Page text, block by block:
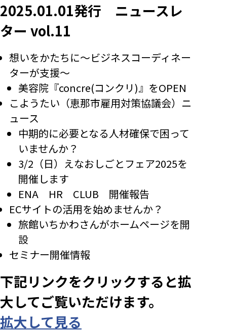
2025.01.01発行 ニュースレ
ター vol.11
想いをかたちに～ビジネスコーディネー
ターが支援～
美容院『concre(コンクリ)』をOPEN
こようたい（恵那市雇用対策協議会）ニ
ュース
中期的に必要となる人材確保で困って
いませんか？
3/2（日）えなおしごとフェア2025を
開催します
ENA HR CLUB 開催報告
ECサイトの活用を始めませんか？
旅館いちかわさんがホームページを開
設
セミナー開催情報
下記リンクをクリックすると拡
大してご覧いただけます。
拡大して見る